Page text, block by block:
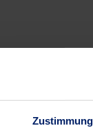
Zustimmung